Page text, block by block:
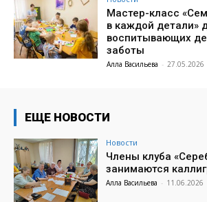
Мастер-класс
в каждой детали»
воспитывающих
заботы
Алла Васильева - 27.05.2026
ЕЩЕ НОВОСТИ
Новости
Члены клуба
занимаются
Алла Васильева - 11.06.2026